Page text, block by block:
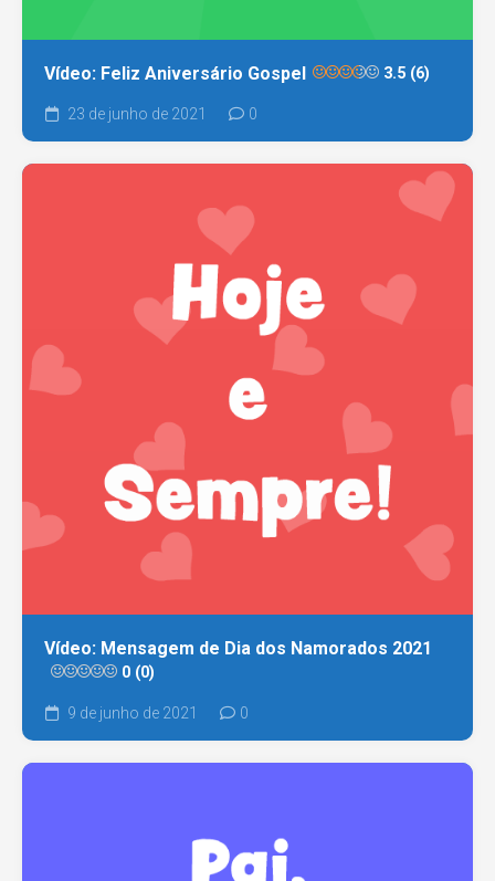
Vídeo: Feliz Aniversário Gospel 3.5 (6)
23 de junho de 2021 0
Vídeo: Mensagem de Dia dos Namorados 2021
0 (0)
9 de junho de 2021 0